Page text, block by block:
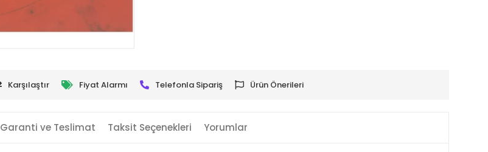
Karşılaştır Fiyat Alarmı Telefonla Sipariş Ürün Önerileri
Garanti ve Teslimat Taksit Seçenekleri Yorumlar